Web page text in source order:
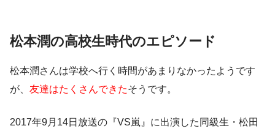
松本潤の高校生時代のエピソード
松本潤さんは学校へ行く時間があまりなかったようです
が、 友達はたくさんできたそうです。
2017年9月14日放送の『VS嵐』に出演した同級生・松田